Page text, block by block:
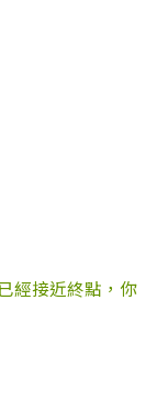
經接近終點，你